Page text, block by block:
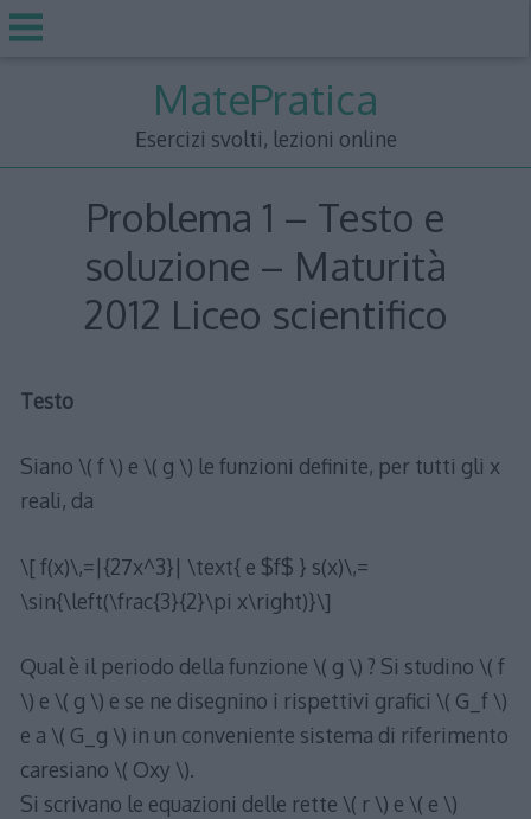
MatePratica
Esercizi svolti, lezioni online
Problema 1 – Testo e
soluzione – Maturità
2012 Liceo scientifico
Testo
Siano \( f \) e \( g \) le funzioni definite, per tutti gli x
reali, da
\[ f(x)\,=|{27x^3}| \text{ e $f$ } s(x)\,=
\sin{\left(\frac{3}{2}\pi x\right)}\]
Qual è il periodo della funzione \( g \) ? Si studino \( f
\) e \( g \) e se ne disegnino i rispettivi grafici \( G_f \)
e a \( G_g \) in un conveniente sistema di riferimento
caresiano \( Oxy \).
Si scrivano le equazioni delle rette \( r \) e \( e \)